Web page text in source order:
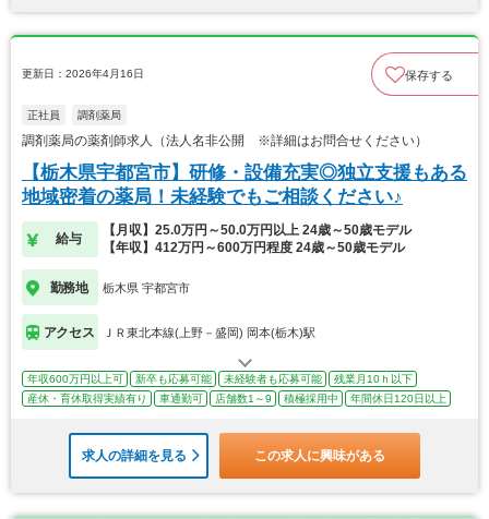
更新日：2026年4月16日 保存する
正社員 調剤薬局
調剤薬局の薬剤師求人（法人名非公開 ※詳細はお問合せください）
【栃木県宇都宮市】研修・設備充実◎独立支援もある
地域密着の薬局！未経験でもご相談ください♪
給与
【月収】25.0万円～50.0万円以上 24歳～50歳モデル
【年収】412万円～600万円程度 24歳～50歳モデル
勤務地 栃木県 宇都宮市
アクセス ＪＲ東北本線(上野－盛岡) 岡本(栃木)駅
年収600万円以上可 新卒も応募可能 未経験者も応募可能
残業月10ｈ以下
産休・育休取得実績有り
車通勤可 店舗数1～9 積極採用中 年間休日120日以上
求人の詳細を見る この求人に興味がある